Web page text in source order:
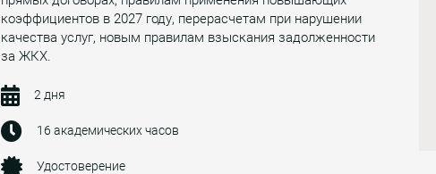
коэффициентов в 2027 году, перерасчетам при нарушении
качества услуг, новым правилам взыскания задолженности
за ЖКХ.
2 дня
16 академических часов
Удостоверение